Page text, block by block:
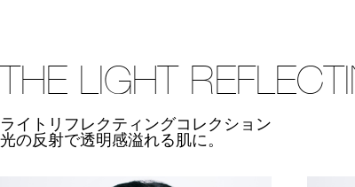
THE LIGHT
ライトリフレクティングコレクション
光の反射で透明感溢れる肌に。